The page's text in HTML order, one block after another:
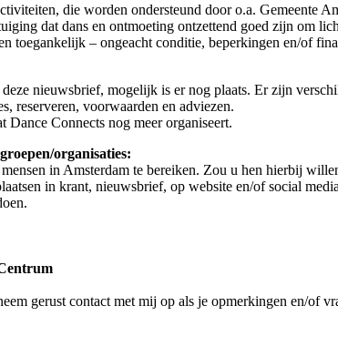
die worden ondersteund door o.a. Gemeente
dat dans en ontmoeting ontzettend goed zijn om
toegankelijk – ongeacht conditie, beperkingen en/of
nieuwsbrief, mogelijk is er nog plaats. Er zijn
reserveren, voorwaarden en adviezen.
Connects nog meer organiseert.
organisaties:
in Amsterdam te bereiken. Zou u hen hierbij
in krant, nieuwsbrief, op website en/of social
gerust contact met mij op als je opmerkingen en/of